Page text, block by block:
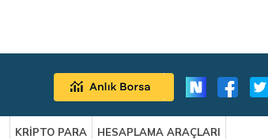
KRİPTO PARA
HESAPLAMA ARAÇLARI